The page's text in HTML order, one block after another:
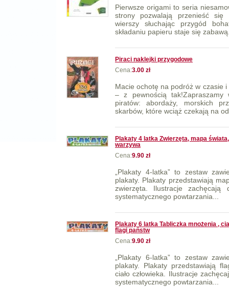
Pierwsze origami to seria
strony pozwalają przenieść się
wierszy słuchając przygód
składaniu papieru staje się
Piraci naklejki przygodowe
Cena:3.00 zł
Macie ochotę na podróż w czasie
– z pewnością tak!Zapraszamy
piratów: abordaży, morskich
skarbów, które wciąż czekają na
Plakaty 4 latka Zwierzęta, mapa
warzywa
Cena:9.90 zł
„Plakaty 4-latka” to zestaw
plakaty. Plakaty przedstawiają
zwierzęta. Ilustracje zachęcają
systematycznego powtarzania...
Plakaty 6 latka Tabliczka mnożenia ,
flagi państw
Cena:9.90 zł
„Plakaty 6-latka” to zestaw
plakaty. Plakaty przedstawiają
ciało człowieka. Ilustracje
systematycznego powtarzania...